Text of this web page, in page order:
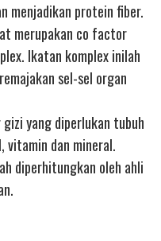
menjadikan protein fiber.
merupakan co factor
Ikatan komplex inilah
sel-sel organ
yang diperlukan tubuh
vitamin dan mineral.
diperhitungkan oleh ahli